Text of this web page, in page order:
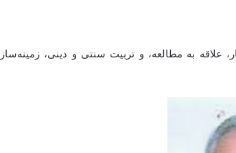
به مطالعه، و تربیت سنتی و دینی، زمینه‌ساز